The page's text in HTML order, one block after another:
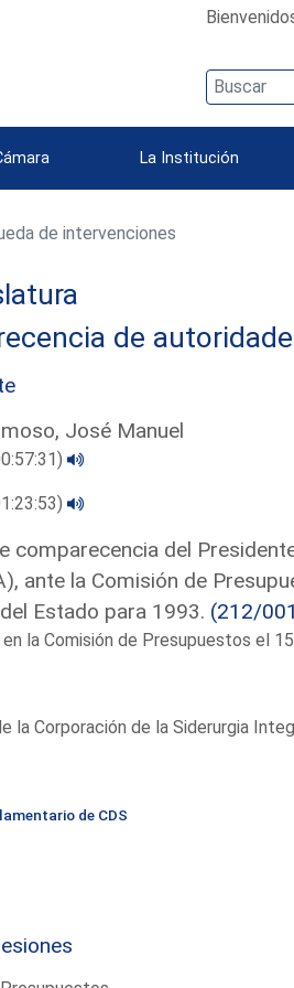
La Institución
de intervenciones
de
José Manuel
comparecencia del
ante la Comisión de
Estado para 1993. (212/
la Comisión de Presupuestos el
la Corporación de la Siderurgia
de CDS